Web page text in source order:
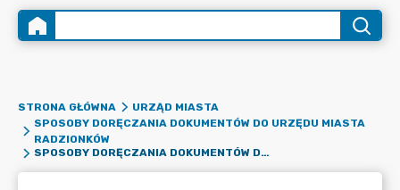
STRONA GŁÓWNA
URZĄD MIASTA
SPOSOBY DORĘCZANIA DOKUMENTÓW DO URZĘDU MIASTA
RADZIONKÓW
SPOSOBY DORĘCZANIA DOKUMENTÓW DO URZĘDU MIASTA RADZIONKÓW